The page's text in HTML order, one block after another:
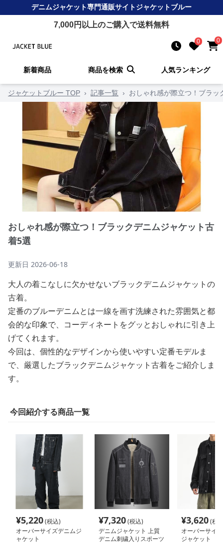
デニムジャケット専門通販サイトジャケットブルー
7,000円以上のご購入で送料無料
0 0
新着商品 商品を検索 人気ランキング
ジャケットブルー TOP › 記事一覧 › おしゃれ感が際立つ！ブラ
おしゃれ感が際立つ！ブラックデニムジャケット古
着5選
更新日 2026-06-18
大人の着こなしに欠かせないブラックデニムジャケットの
古着。
定番のブルーデニムとは一線を画す洗練された雰囲気と都
会的な印象で、コーディネートをグッとおしゃれに引き上
げてくれます。
今回は、個性的なデザインから使いやすい定番モデルま
で、厳選したブラックデニムジャケット古着をご紹介しま
す。
今回紹介する商品一覧
¥5,220(税込)
オーバーサイズデニムジ
ャケット
¥7,320(税込)
デニムジャケット 上質
デニム刺繍入りスポーツ
¥3,620(税
オーバーサイ
ジャケット